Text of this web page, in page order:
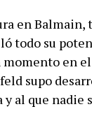
en Balmain,
todo su
en
supo
al que nadie